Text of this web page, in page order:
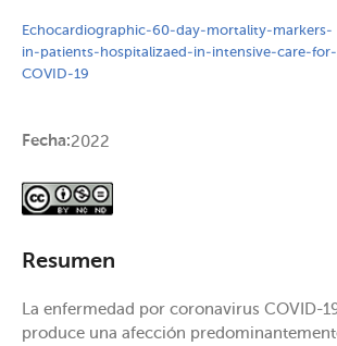
Echocardiographic-60-day-mortality-markers-
in-patients-hospitalizaed-in-intensive-care-for-
COVID-19
Fecha:2022
Resumen
La enfermedad por coronavirus COVID-
produce una afección